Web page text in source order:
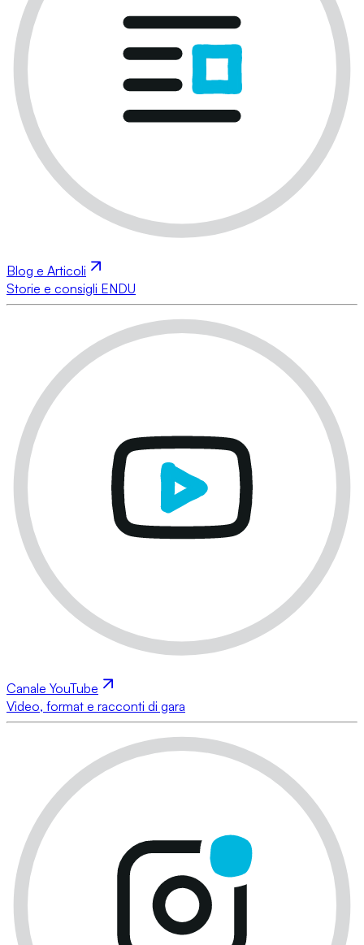
Blog e Articoli
Storie e consigli ENDU
Canale YouTube
Video, format e racconti di gara